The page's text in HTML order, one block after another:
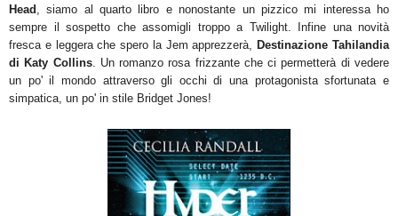
Head , siamo al quarto libro e nonostante un pizzico mi interessa ho
sempre il sospetto che assomigli troppo a Twilight. Infine una novità
fresca e leggera che spero la Jem apprezzerà, Destinazione Tahilandia
di Katy Collins. Un romanzo rosa frizzante che ci permetterà di vedere
un po' il mondo attraverso gli occhi di una protagonista sfortunata e
simpatica, un po' in stile Bridget Jones!